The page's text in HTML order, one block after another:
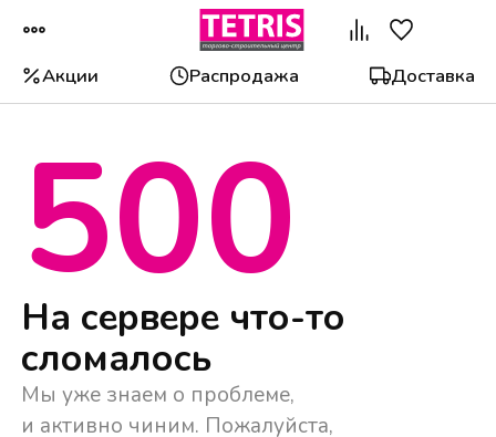
Акции Распродажа Доставка
500
На сервере что-то
сломалось
Мы уже знаем о проблеме,
и активно чиним. Пожалуйста,